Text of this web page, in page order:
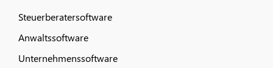
Steuerberatersoftware
Anwaltssoftware
Unternehmenssoftware